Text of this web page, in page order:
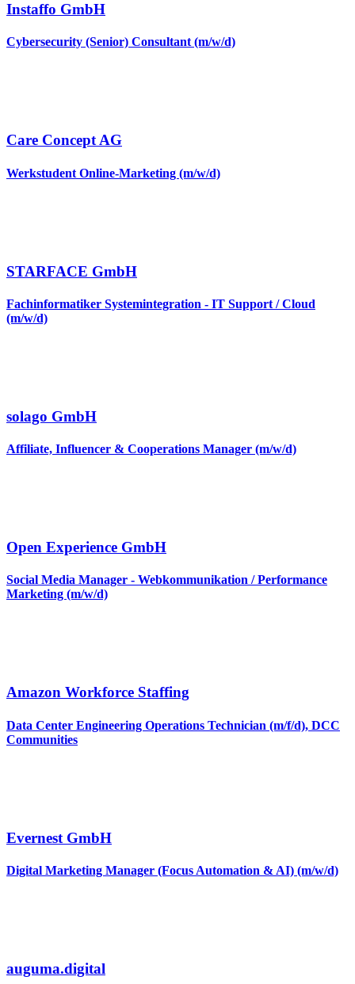
Instaffo GmbH
Cybersecurity (Senior) Consultant (m/w/d)
Care Concept AG
Werkstudent Online-Marketing (m/w/d)
STARFACE GmbH
Fachinformatiker Systemintegration - IT Support / Cloud
(m/w/d)
solago GmbH
Affiliate, Influencer & Cooperations Manager (m/w/d)
Open Experience GmbH
Social Media Manager - Webkommunikation / Performance
Marketing (m/w/d)
Amazon Workforce Staffing
Data Center Engineering Operations Technician (m/f/d), DCC
Communities
Evernest GmbH
Digital Marketing Manager (Focus Automation & AI) (m/w/d)
auguma.digital